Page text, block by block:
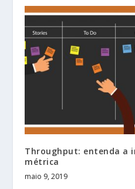
Throughput: entenda a
métrica
maio 9, 2019